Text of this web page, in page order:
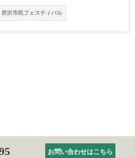
所沢市民フェスティバル
お問い合わせはこちら